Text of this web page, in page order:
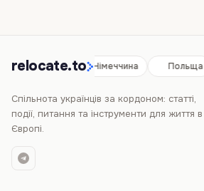
relocate.to
Іспанія Німеччина Польща
Спільнота українців за кордоном: статті,
події, питання та інструменти для життя в
Європі.